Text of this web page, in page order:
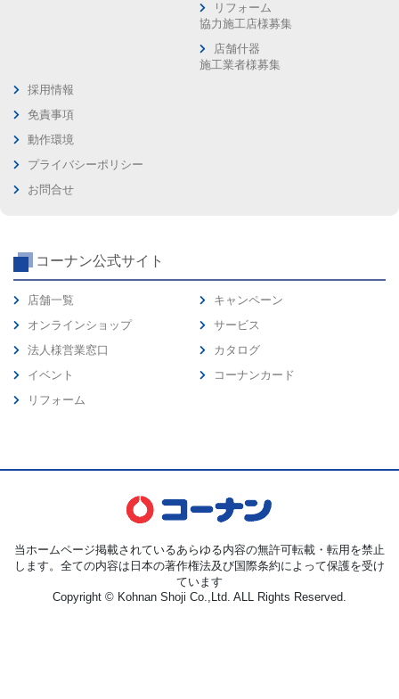
リフォーム
協力施工店様募集
店舗什器
施工業者様募集
採用情報
免責事項
動作環境
プライバシーポリシー
お問合せ
コーナン公式サイト
店舗一覧
オンラインショップ
法人様営業窓口
イベント
リフォーム
キャンペーン
サービス
カタログ
コーナンカード
当ホームページ掲載されているあらゆる内容の無許可転載・転用を禁止
します。全ての内容は日本の著作権法及び国際条約によって保護を受け
ています
Copyright © Kohnan Shoji Co.,Ltd. ALL Rights Reserved.